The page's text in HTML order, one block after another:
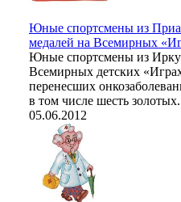
Юные спортсмены из
медалей на Всемирных
Юные спортсмены из
Всемирных детских
перенесших
в том числе шесть золотых.
05.06.2012